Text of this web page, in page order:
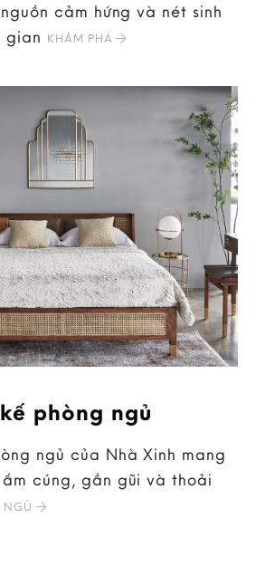
cảm hứng và nét sinh
gian KHÁM PHÁ
phòng ngủ
ngủ của Nhà Xinh mang
cúng, gần gũi và thoải
NGỦ